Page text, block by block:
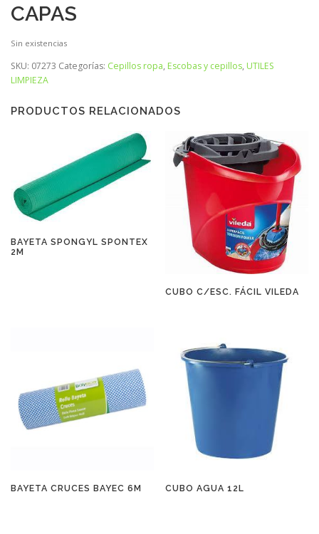
CAPAS
Sin existencias
SKU: 07273 Categorías: Cepillos ropa, Escobas y cepillos, UTILES
LIMPIEZA
PRODUCTOS RELACIONADOS
BAYETA SPONGYL SPONTEX
2M
CUBO C/ESC. FÁCIL VILEDA
BAYETA CRUCES BAYEC 6M CUBO AGUA 12L